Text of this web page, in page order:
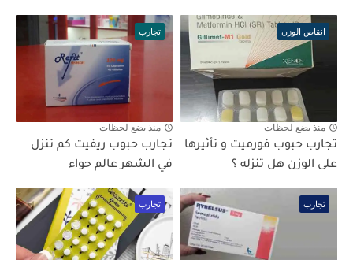
انقاص الوزن
منذ بضع لحظات
تجارب حبوب فورميت و تأثيرها
على الوزن هل تنزله ؟
تجارب
منذ بضع لحظات
تجارب حبوب ريفيت كم تنزل
في الشهر عالم حواء
تجارب تجارب